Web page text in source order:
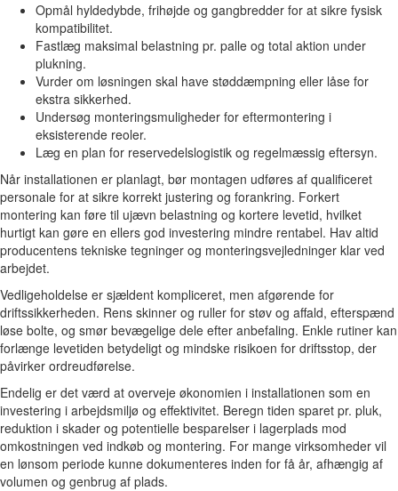
Opmål hyldedybde, frihøjde og gangbredder for at sikre fysisk
kompatibilitet.
Fastlæg maksimal belastning pr. palle og total aktion under
plukning.
Vurder om løsningen skal have støddæmpning eller låse for
ekstra sikkerhed.
Undersøg monteringsmuligheder for eftermontering i
eksisterende reoler.
Læg en plan for reservedelslogistik og regelmæssig eftersyn.
Når installationen er planlagt, bør montagen udføres af qualificeret
personale for at sikre korrekt justering og forankring. Forkert
montering kan føre til ujævn belastning og kortere levetid, hvilket
hurtigt kan gøre en ellers god investering mindre rentabel. Hav altid
producentens tekniske tegninger og monteringsvejledninger klar ved
arbejdet.
Vedligeholdelse er sjældent kompliceret, men afgørende for
driftssikkerheden. Rens skinner og ruller for støv og affald, efterspænd
løse bolte, og smør bevægelige dele efter anbefaling. Enkle rutiner kan
forlænge levetiden betydeligt og mindske risikoen for driftsstop, der
påvirker ordreudførelse.
Endelig er det værd at overveje økonomien i installationen som en
investering i arbejdsmiljø og effektivitet. Beregn tiden sparet pr. pluk,
reduktion i skader og potentielle besparelser i lagerplads mod
omkostningen ved indkøb og montering. For mange virksomheder vil
en lønsom periode kunne dokumenteres inden for få år, afhængig af
volumen og genbrug af plads.